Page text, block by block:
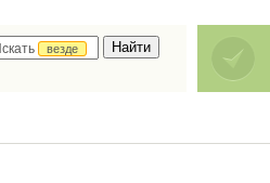
везде